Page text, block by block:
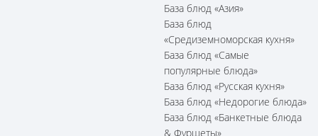
База блюд «Азия»
База блюд
«Средиземноморская кухня»
База блюд «Самые
популярные блюда»
База блюд «Русская кухня»
База блюд «Недорогие блюда»
База блюд «Банкетные блюда
& Фуршеты»